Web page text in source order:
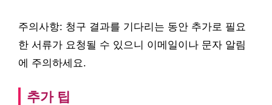
주의사항: 청구 결과를 기다리는 동안 추가로 필요
한 서류가 요청될 수 있으니 이메일이나 문자 알림
에 주의하세요.
추가 팁